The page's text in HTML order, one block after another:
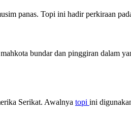
panas. Topi ini hadir perkiraan
bundar dan pinggiran dalam
Serikat. Awalnya topi ini